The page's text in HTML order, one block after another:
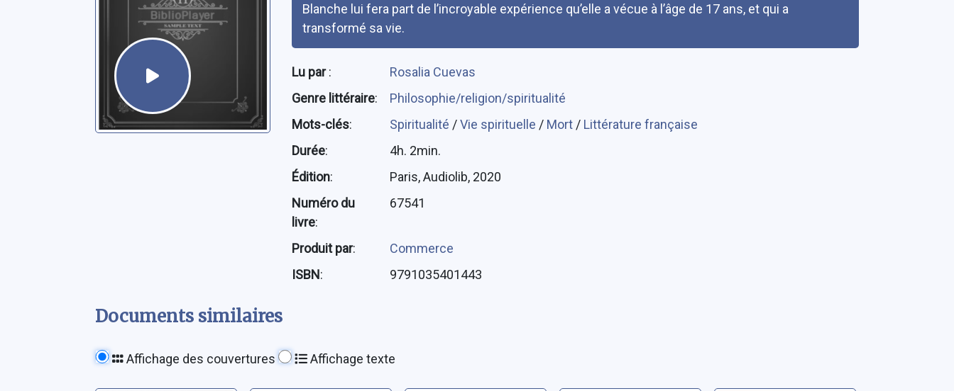
Blanche lui fera part de l’incroyable expérience qu’elle a vécue à l’âge de 17 ans, et qui a
transformé sa vie.
Lu par:
Rosalia Cuevas
Genre littéraire:
Philosophie/religion/spiritualité
Mots-clés: Spiritualité /Vie spirituelle / Mort / Littérature française
Durée:
4h. 2min.
Édition:
Paris, Audiolib, 2020
Numéro du
livre:
67541
Produit par:
Commerce
ISBN: 9791035401443
Documents similaires
Affichage des couvertures Affichage texte